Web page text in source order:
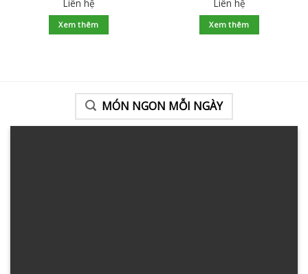
Liên hệ
Xem thêm
Liên hệ
Xem thêm
MÓN NGON MỖI NGÀY